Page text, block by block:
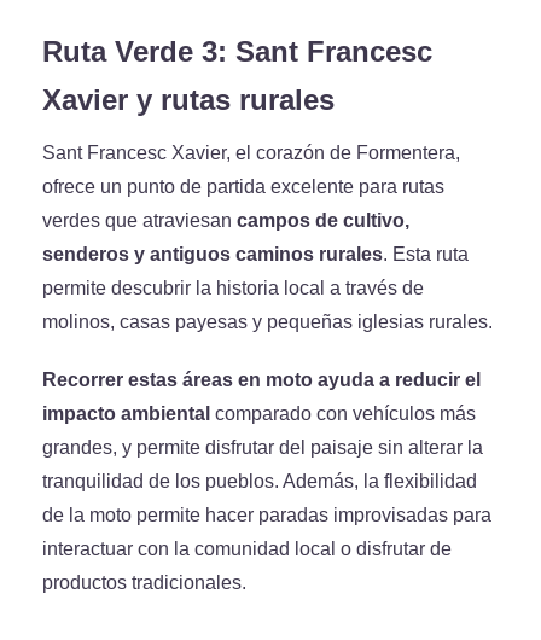
Ruta Verde 3: Sant Francesc
Xavier y rutas rurales
Sant Francesc Xavier, el corazón de Formentera,
ofrece un punto de partida excelente para rutas
verdes que atraviesan campos de cultivo,
senderos y antiguos caminos rurales. Esta ruta
permite descubrir la historia local a través de
molinos, casas payesas y pequeñas iglesias rurales.
Recorrer estas áreas en moto ayuda a reducir el
impacto ambiental comparado con vehículos más
grandes, y permite disfrutar del paisaje sin alterar la
tranquilidad de los pueblos. Además, la flexibilidad
de la moto permite hacer paradas improvisadas para
interactuar con la comunidad local o disfrutar de
productos tradicionales.